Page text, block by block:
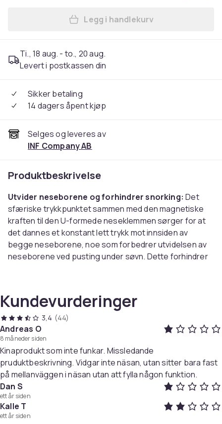
Legg Magnetisk
Legg i handlekurv
Ti., 18 aug. - to., 20 aug.
Levert i postkassen din
Sikker betaling
14 dagers åpent kjøp
Selges og leveres av
INF Company AB
Produktbeskrivelse
Utvider neseborene og forhindrer snorking: Det
sfæriske trykkpunktet sammen med den magnetiske
kraften til den U-formede neseklemmen sørger for at
det dannes et konstant lett trykk mot innsiden av
begge neseborene, noe som forbedrer utvidelsen av
neseborene ved pusting under søvn. Dette forhindrer
dine, noe som gjør at du puster lettere, noe som også
fører til forebygging og fullstendig eliminering av
snorking.
Kompakt og lett design:
og lett. Kjenner nesten ingenting. Kommer i 6-
pakninger med en liten oppbevaringsboks til hver. Er
lett å rengjøre og lett å ta med seg hvis du skal på tur.
Spesifikasjoner:
Størrelse: 3,5 x 1,8 x 0,5 cm
Kundevurderinger
3,4 (44)
Andreas O
8 måneder siden
Kinaprodukt som inte funkar. Missledande
pruduktbeskrivning. Vidgar inte näsan, utan sitter bara fast
på mellanväggen i näsan utan att fylla någon funktion.
Dan S
ett år siden
Kalle T
ett år siden